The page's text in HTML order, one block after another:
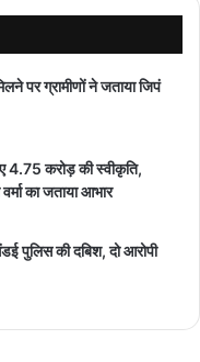
पर ग्रामीणों ने जताया जिपं
4.75 करोड़ की स्वीकृति,
का जताया आभार
पुलिस की दबिश, दो आरोपी